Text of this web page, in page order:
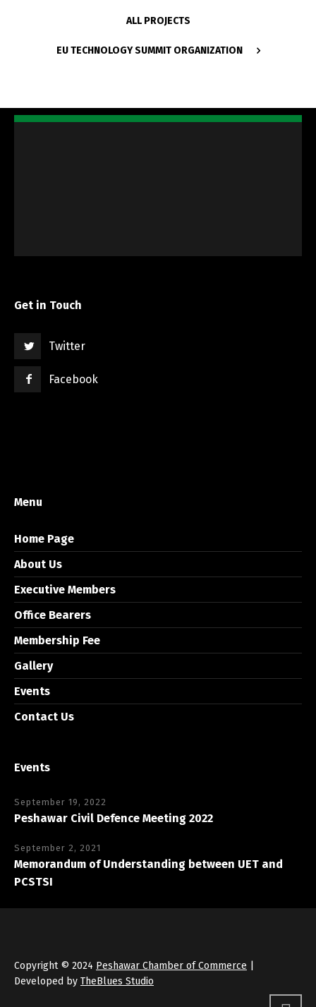
ALL PROJECTS
EU TECHNOLOGY SUMMIT ORGANIZATION
Get in Touch
Twitter
Facebook
Menu
Home Page
About Us
Executive Members
Office Bearers
Membership Fee
Gallery
Events
Contact Us
Events
September 19, 2022
Peshawar Civil Defence Meeting 2022
September 2, 2021
Memorandum of Understanding between UET and
PCSTSI
Copyright © 2024 Peshawar Chamber of Commerce
Developed by TheBlues Studio